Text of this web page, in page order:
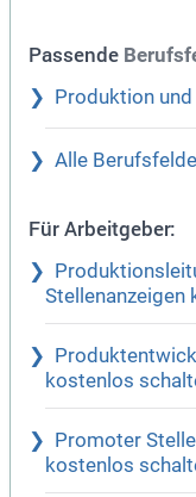
Passende
Produktion
Alle
Für Arbeitgeber:
Stellenanzeigen
kostenlos
Promoter
kostenlos